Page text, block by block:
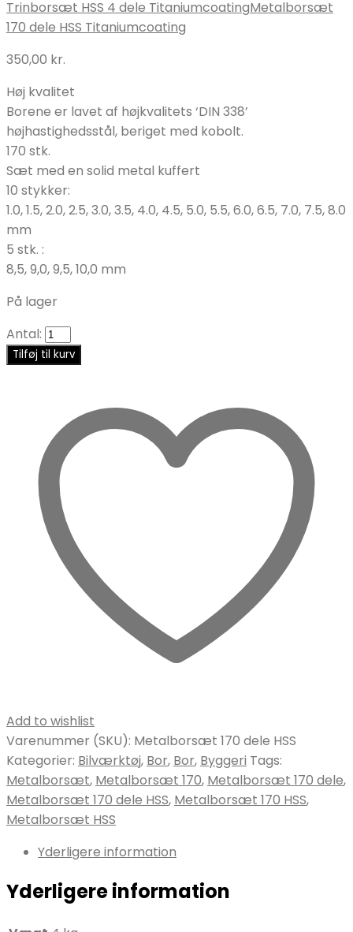
Trinborsæt HSS 4 dele TitaniumcoatingMetalborsæt
170 dele HSS Titaniumcoating
350,00 kr.
Høj kvalitet
Borene er lavet af højkvalitets ‘DIN 338’
højhastighedsstål, beriget med kobolt.
170 stk.
Sæt med en solid metal kuffert
10 stykker:
1.0, 1.5, 2.0, 2.5, 3.0, 3.5, 4.0, 4.5, 5.0, 5.5, 6.0, 6.5, 7.0, 7.5, 8.0
mm
5 stk. :
8,5, 9,0, 9,5, 10,0 mm
På lager
Antal:
Tilføj til kurv
Add to wishlist
Varenummer (SKU): Metalborsæt 170 dele HSS
Kategorier: Bilværktøj, Bor, Bor, Byggeri Tags:
Metalborsæt, Metalborsæt 170, Metalborsæt 170 dele,
Metalborsæt 170 dele HSS, Metalborsæt 170 HSS,
Metalborsæt HSS
Yderligere information
Yderligere information